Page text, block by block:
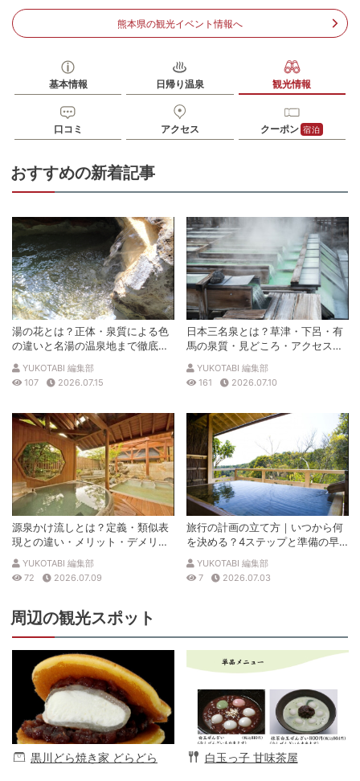
JR阿蘇駅から約2分
電話番号 967340321
問合せください。
※ 料金情報は税込・税抜表記が混ざっております。正しい金額はご利用前にご
自身でお問合せください。
熊本県の観光イベント情報へ
基本情報 日帰り温泉 観光情報
口コミ アクセス クーポン 宿泊
おすすめの新着記事
湯の花とは？正体・泉質による色
の違いと名湯の温泉地まで徹底解
説
YUKOTABI 編集部
107
2026.07.15
日本三名泉とは？草津・下呂・有
馬の泉質・見どころ・アクセスを
徹底解説
YUKOTABI 編集部
161
2026.07.10
源泉かけ流しとは？定義・類似表
現との違い・メリット・デメリッ
トを解説
YUKOTABI 編集部
72
2026.07.09
旅行の計画の立て方｜いつから何
を決める？4ステップと準備の早
見表
YUKOTABI 編集部
7
2026.07.03
周辺の観光スポット
黒川どら焼き家 どらどら 白玉っ子 甘味茶屋